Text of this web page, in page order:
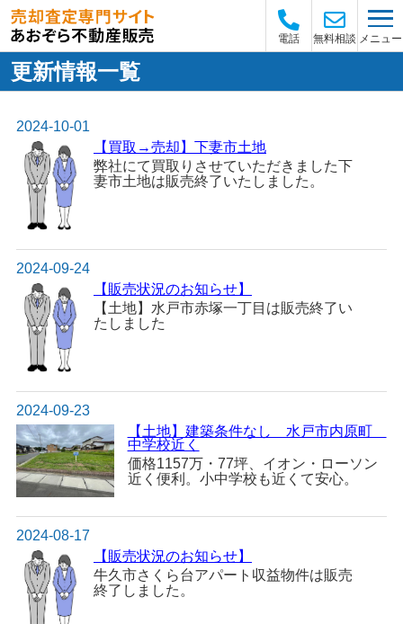
電話 無料相談 メニュー
更新情報一覧
2024-10-01
【買取→売却】下妻市土地
弊社にて買取りさせていただきました下
妻市土地は販売終了いたしました。
2024-09-24
【販売状況のお知らせ】
【土地】水戸市赤塚一丁目は販売終了い
たしました
2024-09-23
【土地】建築条件なし 水戸市内原町
中学校近く
価格1157万・77坪、イオン・ローソン
近く便利。小中学校も近くて安心。
2024-08-17
【販売状況のお知らせ】
牛久市さくら台アパート収益物件は販売
終了しました。